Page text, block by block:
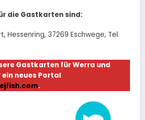
die Gastkarten sind:
Hessenring, 37269 Eschwege, Tel.
Gastkarten für Werra und
neues Portal
.